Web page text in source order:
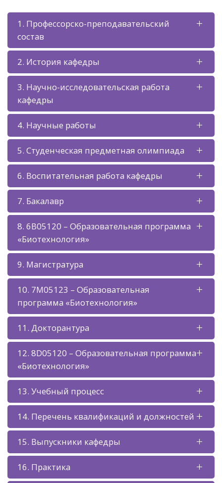
1. Профессорско-преподавательский
состав
2. История кафедры
3. Научно-исследовательская работа
кафедры
4. Научные работы
5. Студенческая предметная олимпиада
6. Воспитательная работа кафедры
7. Бакалавр
8. 6В05120 – Образовательная программа
«Биотехнология»
9. Магистратура
10. 7М05123 – Образовательная
программа «Биотехнология»
11. Докторантура
12. 8D05120 – Образовательная программа
«Биотехнология»
13. Учебный процесс
14. Перечень квалификаций и должностей
15. Выпускники кафедры
16. Практика